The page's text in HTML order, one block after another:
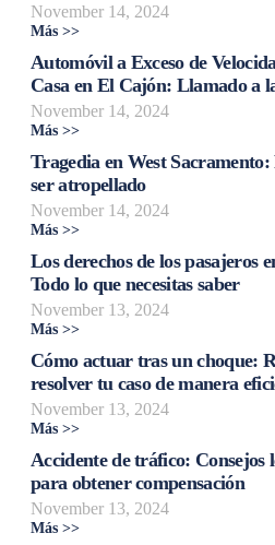
November 14, 2024
Más >>
Automóvil a Exceso de
Casa en El Cajón: Llamado a
November 14, 2024
Más >>
Tragedia en West
ser atropellado
November 14, 2024
Más >>
Los derechos de los pasajeros
Todo lo que necesitas saber
November 13, 2024
Más >>
Cómo actuar tras un choque:
resolver tu caso de manera
November 13, 2024
Más >>
Accidente de tráfico: Consejos
para obtener compensación
November 13, 2024
Más >>